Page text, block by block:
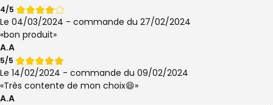
Note
de
4/5
Le 04/03/2024 - commande du 27/02/2024
bon produit
A.A
Note
de
5/5
Le 14/02/2024 - commande du 09/02/2024
Très contente de mon choix😄
A.A